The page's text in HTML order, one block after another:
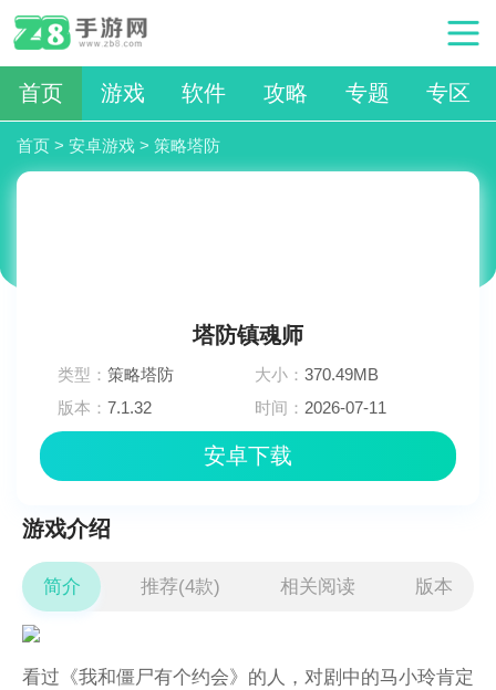
首页 游戏 软件 攻略 专题 专区
首页 > 安卓游戏 > 策略塔防
塔防镇魂师
类型：策略塔防 大小：370.49MB
版本：7.1.32 时间： 2026-07-11
安卓下载
游戏介绍
简介 推荐(4款) 相关阅读 版本
看过《我和僵尸有个约会》的人，对剧中的马小玲肯定